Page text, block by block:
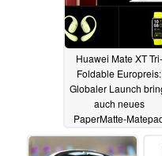
Huawei Mate XT Tri-
Foldable Europreis:
Globaler Launch
auch neues
PaperMatte-
Pro und Huawei Band
10 18.02.2025